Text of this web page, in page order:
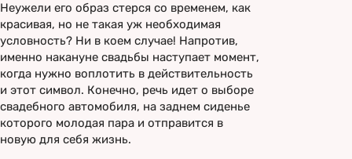
Неужели его образ стерся со временем, как
красивая, но не такая уж необходимая
условность? Ни в коем случае! Напротив,
именно накануне свадьбы наступает момент,
когда нужно воплотить в действительность
и этот символ. Конечно, речь идет о выборе
свадебного автомобиля, на заднем сиденье
которого молодая пара и отправится в
новую для себя жизнь.